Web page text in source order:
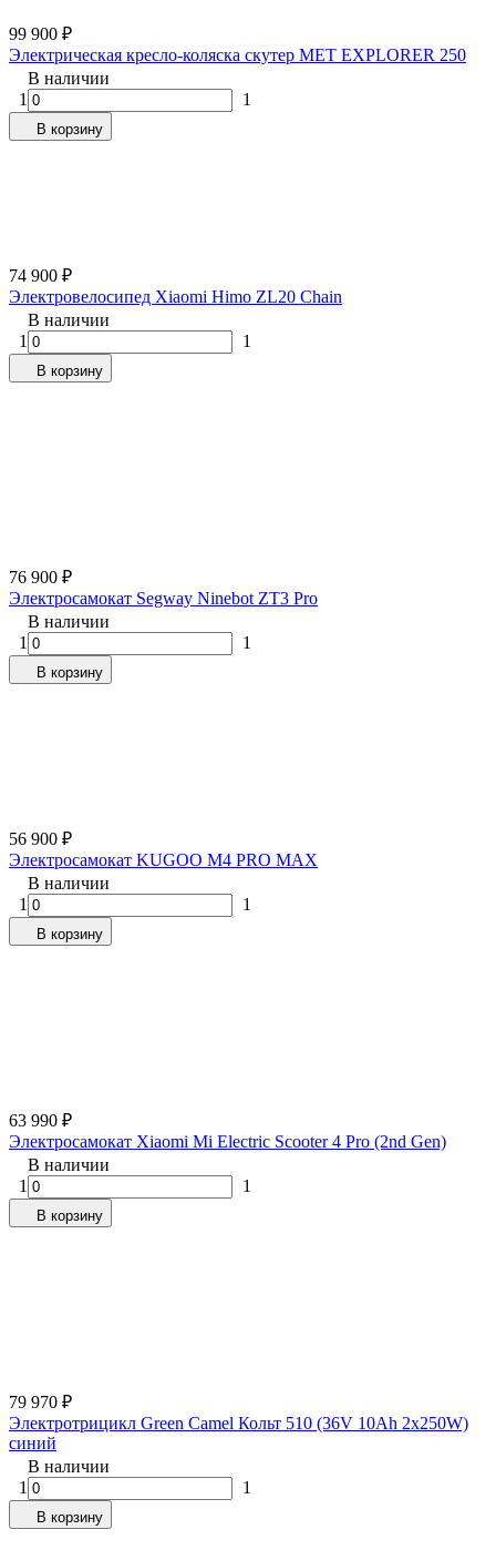
99 900 ₽
Электрическая кресло-коляска скутер MET EXPLORER 250
В наличии
1
1
В корзину
74 900 ₽
Электровелосипед Xiaomi Himo ZL20 Chain
В наличии
1
1
В корзину
76 900 ₽
Электросамокат Segway Ninebot ZT3 Pro
В наличии
1
1
В корзину
56 900 ₽
Электросамокат KUGOO M4 PRO MAX
В наличии
1
1
В корзину
63 990 ₽
Электросамокат Xiaomi Mi Electric Scooter 4 Pro (2nd Gen)
В наличии
1
1
В корзину
79 970 ₽
Электротрицикл Green Camel Кольт 510 (36V 10Ah 2x250W)
синий
В наличии
1
1
В корзину